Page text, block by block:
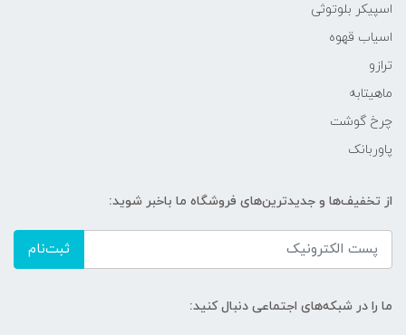
اسپیکر بلوتوثی
اسیاب قهوه
ترازو
ماهیتابه
چرخ گوشت
پاوربانک
از تخفیف‌ها و جدیدترین‌های فروشگاه ما باخبر شوید:
ثبت‌نام
ما را در شبکه‌های اجتماعی دنبال کنید: